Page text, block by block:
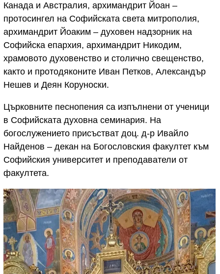
Канада и Австралия, архимандрит Йоан –
протосингел на Софийската света митрополия,
архимандрит Йоаким – духовен надзорник на
Софийска епархия, архимандрит Никодим,
храмовото духовенство и столично свещенство,
както и протодяконите Иван Петков, Александър
Нешев и Деян Коруноски.
Църковните песнопения са изпълнени от ученици
в Софийската духовна семинария. На
богослужението присъстват доц. д-р Ивайло
Найденов – декан на Богословския факултет към
Софийския университет и преподаватели от
факултета.